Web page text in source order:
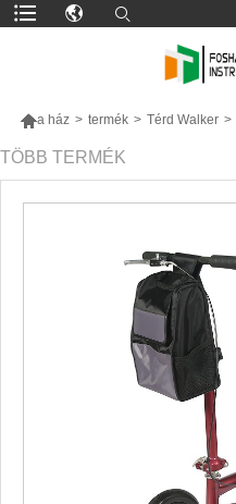
a ház > termék > Térd Walker >
TÖBB TERMÉK